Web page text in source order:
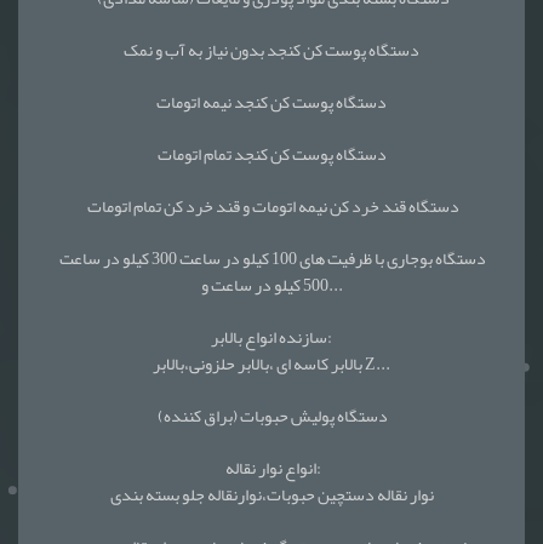
دستگاه پوست کن کنجد نیمه اتومات
دستگاه پوست کن کنجد تمام اتومات
دستگاه قند خرد کن نیمه اتومات و قند خرد کن تمام اتومات
500 کیلو در ساعت و...
سازنده انواع بالابر:
بالابر کاسه ای ،بالابر حلزونی،بالابر Z...
دستگاه پولیش حبوبات (براق کننده)
انواع نوار نقاله:
نوار نقاله دستچین حبوبات،نوارنقاله جلو بسته بندی